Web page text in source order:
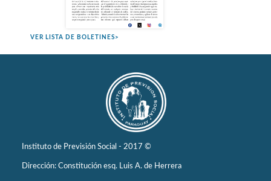
VER LISTA DE BOLETINES>
Instituto de Previsión Social - 2017 ©
Dirección: Constitución esq. Luis A. de Herrera